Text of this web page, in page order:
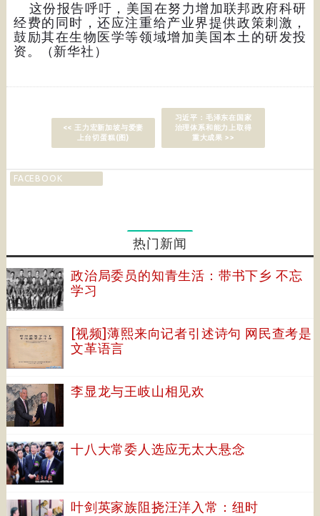
这份报告呼吁，美国在努力增加联邦政府科研
经费的同时，还应注重给产业界提供政策刺激，
鼓励其在生物医学等领域增加美国本土的研发投
资。（新华社）
<< 王力宏新加坡与爱妻
上台切蛋糕(图)
习近平：毛泽东在国家
治理体系和能力上取得
重大成果 >>
FACEBOOK
热门新闻
政治局委员的知青生活：带书下乡 不忘
学习
[视频]薄熙来向记者引述诗句 网民查考是
文革语言
李显龙与王岐山相见欢
十八大常委人选应无太大悬念
叶剑英家族阻挠汪洋入常：纽时